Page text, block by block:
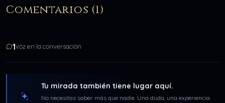
Comentarios (1)
1voz en la conversación
Tu mirada también tiene lugar aquí.
No necesitas saber más que nadie. Una duda, una experiencia